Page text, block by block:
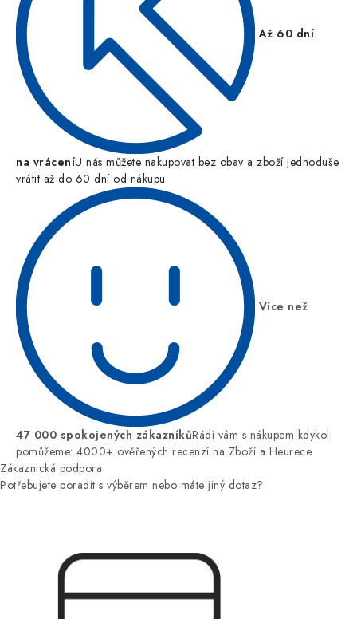
Až 60 dní
na vráceníU nás můžete nakupovat bez obav a zboží jednoduše
vrátit až do 60 dní od nákupu
Více než
47 000 spokojených zákazníkůRádi vám s nákupem kdykoli
pomůžeme: 4000+ ověřených recenzí na Zboží a Heurece
Zákaznická podpora
Potřebujete poradit s výběrem nebo máte jiný dotaz?